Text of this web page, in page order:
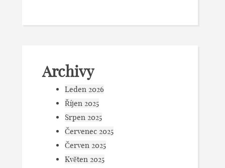
Archivy
Leden 2026
Říjen 2025
Srpen 2025
Červenec 2025
Červen 2025
Květen 2025